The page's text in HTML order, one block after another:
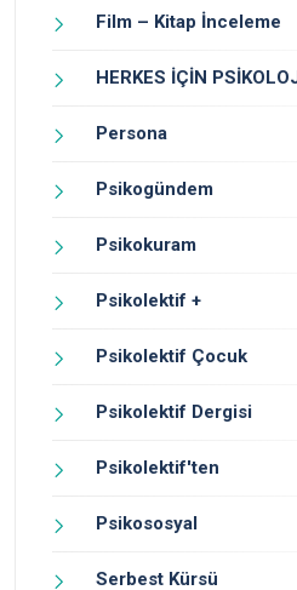
Film – Kitap İnceleme
HERKES İÇİN
Persona
Psikogündem
Psikokuram
Psikolektif +
Psikolektif Çocuk
Psikolektif Dergisi
Psikolektif'ten
Psikososyal
Serbest Kürsü